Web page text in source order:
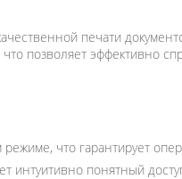
печати
позволяет эффективно
что гарантирует
понятный